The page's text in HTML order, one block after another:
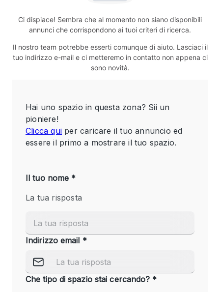
Ci dispiace! Sembra che al momento non siano disponibili
annunci che corrispondono ai tuoi criteri di ricerca.
Il nostro team potrebbe esserti comunque di aiuto. Lasciaci il
tuo indirizzo e-mail e ci metteremo in contatto non appena ci
sono novità.